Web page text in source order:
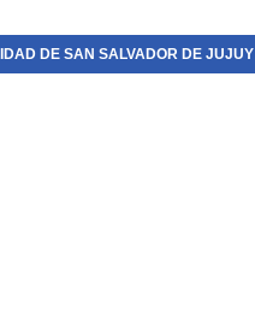
DE SAN SALVADOR DE JUJUY